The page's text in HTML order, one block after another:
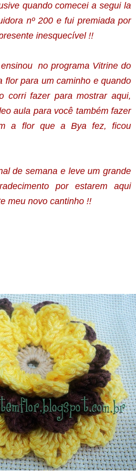
quando comecei a segui la
nº 200 e fui premiada por
inesquecível !!
no programa Vitrine do
flor para um caminho e quando
corri fazer para mostrar aqui,
aula para você também fazer
a flor que a Bya fez, ficou
de semana e leve um grande
por estarem aqui
meu novo cantinho !!